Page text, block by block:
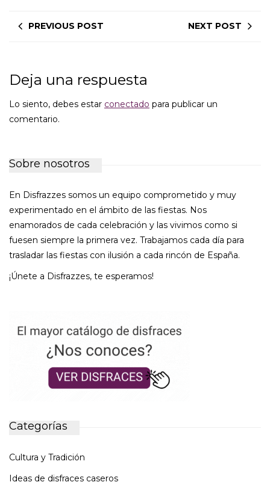
PREVIOUS POST NEXT POST
Deja una respuesta
Lo siento, debes estar conectado para publicar un
comentario.
Sobre nosotros
En Disfrazzes somos un equipo comprometido y muy
experimentado en el ámbito de las fiestas. Nos
enamorados de cada celebración y las vivimos como si
fuesen siempre la primera vez. Trabajamos cada día para
trasladar las fiestas con ilusión a cada rincón de España.
¡Únete a Disfrazzes, te esperamos!
Categorías
Cultura y Tradición
Ideas de disfraces caseros